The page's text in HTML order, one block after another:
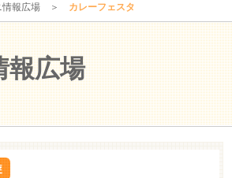
情報広場 ＞ カレーフェスタ
報広場